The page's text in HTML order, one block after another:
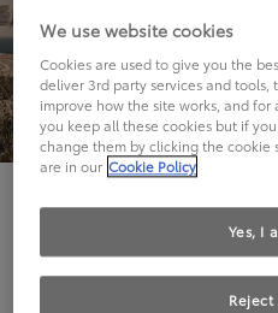
Hier geht's
We use website cookies
Cookies are used to give you the
deliver 3rd party services and tools,
improve how the site works, and
you keep all these cookies but if
change them by clicking the cookie
are in our Cookie Policy
Yes, I